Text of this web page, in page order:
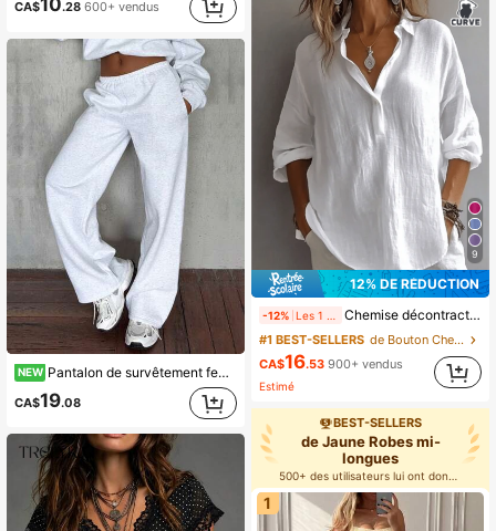
CA$10.28 600+ vendus
NEW Pantalon de survêtement femme à jambes larges gris automne rentrée scolaire trajet quotidien sport décontracté polyvalent pantalon long
CA$19.08
9
12% DE RÉDUCTION
-12% Chemise décontractée à manches longues de couleur unie pour femmes grandes tailles, manches bouffantes, coupe régulière, blouse à boutons blancs pour le printemps
#1 BEST-SELLERS
de Bouton Chemisiers grande taille
CA$16.53 900+ vendus
Estimé
BEST-SELLERS
de Jaune Robes mi-
longues
1